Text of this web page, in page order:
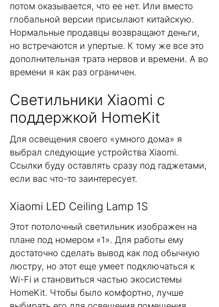
потом оказывается, что ее нет. Или вместо
глобальной версии присылают китайскую.
Нормальные продавцы возвращают деньги,
но встречаются и упертые. К тому же все это
дополнительная трата нервов и времени. А во
времени я как раз ограничен.
Светильники Xiaomi с
поддержкой HomeKit
Для освещения своего «умного дома» я
выбрал следующие устройства Xiaomi.
Ссылки буду оставлять сразу под гаджетами,
если вас что-то заинтересует.
Xiaomi LED Ceiling Lamp 1S
Этот потолочный светильник изображен на
плане под номером «1». Для работы ему
достаточно сделать вывод как под обычную
люстру, но этот еще умеет подключаться к
Wi-Fi и становиться частью экосистемы
HomeKit. Чтобы было комфортно, лучше